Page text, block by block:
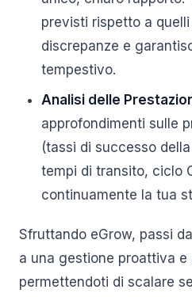
previsti rispetto a
discrepanze e
tempestivo.
Analisi delle
approfondimenti sulle
(tassi di successo
tempi di transito, ciclo
continuamente la tua
Sfruttando eGrow, passi
a una gestione proattiva e
permettendoti di scalare